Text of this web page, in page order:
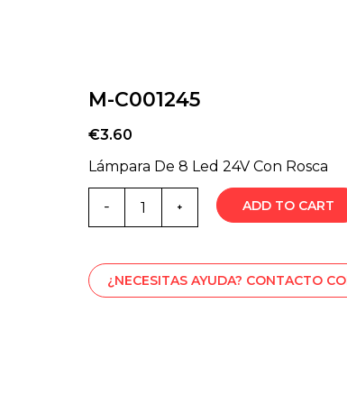
M-C001245
€3.60
Lámpara De 8 Led 24V Con Rosca
de
M-
ADD TO CART
¿NECESITAS AYUDA? CONTACTO